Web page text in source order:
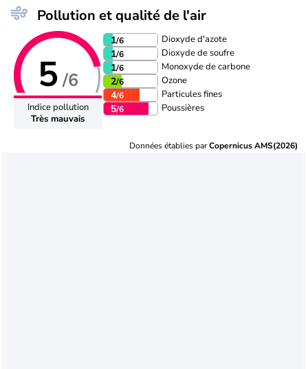
Pollution et qualité de l'air
5 /6
Indice pollution
Très mauvais
1/6 Dioxyde d'azote
1/6 Dioxyde de soufre
1/6 Monoxyde de carbone
2/6 Ozone
4/6 Particules fines
5/6 Poussières
Données établies parCopernicus AMS(2026)